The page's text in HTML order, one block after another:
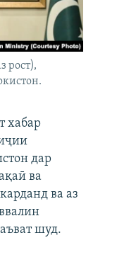
рост),
хабар
дар
ва
ва аз
шуд.